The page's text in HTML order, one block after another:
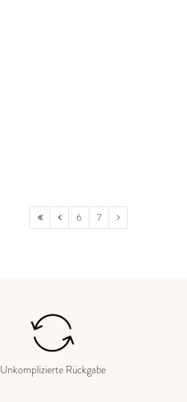
6 7
Unkomplizierte Rückgabe